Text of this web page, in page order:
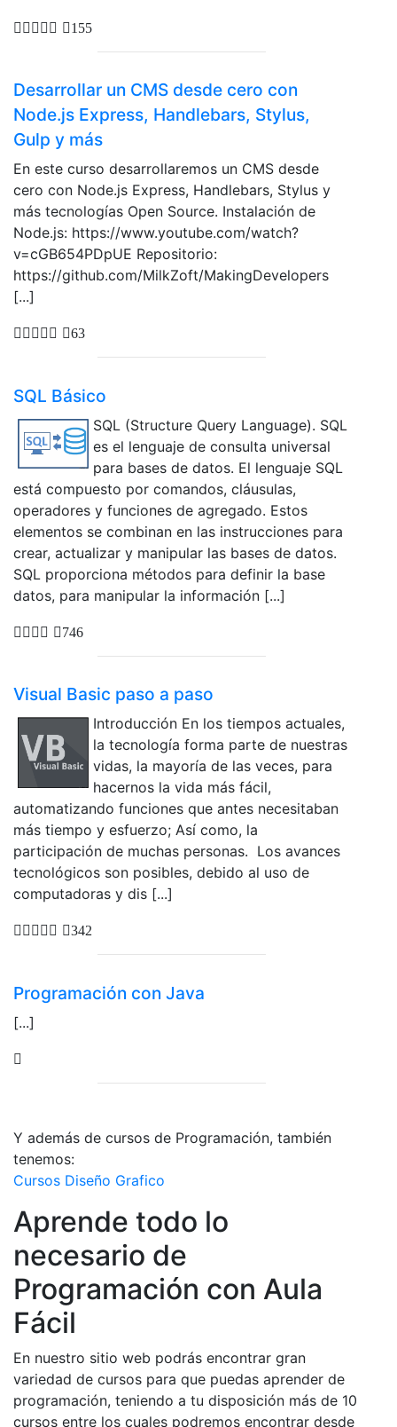
155
Desarrollar un CMS desde cero con
Node.js Express, Handlebars, Stylus,
Gulp y más
En este curso desarrollaremos un CMS desde
cero con Node.js Express, Handlebars, Stylus y
más tecnologías Open Source. Instalación de
Node.js: https://www.youtube.com/watch?
v=cGB654PDpUE Repositorio:
https://github.com/MilkZoft/MakingDevelopers
[...]
63
SQL Básico
SQL (Structure Query Language). SQL
es el lenguaje de consulta universal
para bases de datos. El lenguaje SQL
está compuesto por comandos, cláusulas,
operadores y funciones de agregado. Estos
elementos se combinan en las instrucciones para
crear, actualizar y manipular las bases de datos.
SQL proporciona métodos para definir la base
datos, para manipular la información [...]
746
Visual Basic paso a paso
Introducción En los tiempos actuales,
la tecnología forma parte de nuestras
vidas, la mayoría de las veces, para
hacernos la vida más fácil,
automatizando funciones que antes necesitaban
más tiempo y esfuerzo; Así como, la
participación de muchas personas. Los avances
tecnológicos son posibles, debido al uso de
computadoras y dis [...]
342
Programación con Java
[...]
Y además de cursos de Programación, también
tenemos:
Cursos Diseño Grafico
Aprende todo lo
necesario de
Programación con Aula
Fácil
En nuestro sitio web podrás encontrar gran
variedad de cursos para que puedas aprender de
programación, teniendo a tu disposición más de 10
cursos entre los cuales podremos encontrar desde